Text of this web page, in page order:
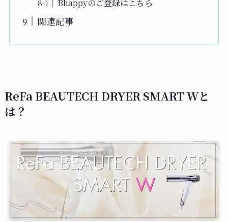
Bhappyのご登録はこちら
関連記事
ReFa BEAUTECH DRYER SMART Wと
は？